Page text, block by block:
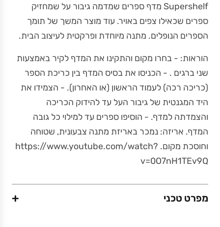
Supershelf מדף ספרים שמדמה גיבור על שמחזיק
ספרים שכאילו צפים באויר. עוד מוצר המשך של תומך
הספרים הנופלים. מתנה מיוחדת ופרקטית לעיצוב הבית.
הוראות: - בחרו מקום והתקינו את המדף לקיר באמצעות
שני ברגים . - הכניסו את בסיס המדף בין כריכת הספר
(כריכה רכה) לעמוד הראשון (או האחרון). - הצמידו את
היד המגנטית של גיבור העל עד להידוק הכריכה
והצמדתה למדף. - הוסיפו ספרים עד למילוי כל גובה
המדף. אריזה: נמכר באריזת מתנה צבעונית, שטוחה
וחוסכת מקום. https://www.youtube.com/watch?
v=0O7nH1TEv9Q
מפרט טכני +